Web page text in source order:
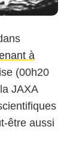
à
(00h20
JAXA
être aussi